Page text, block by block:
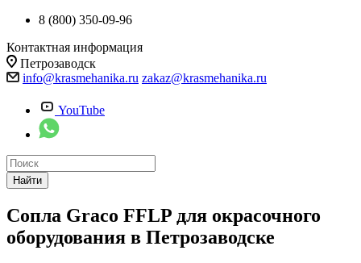
8 (800) 350-09-96
Контактная информация
Петрозаводск
info@krasmehanika.ru zakaz@krasmehanika.ru
YouTube
Найти
Сопла Graco FFLP для окрасочного
оборудования в Петрозаводске